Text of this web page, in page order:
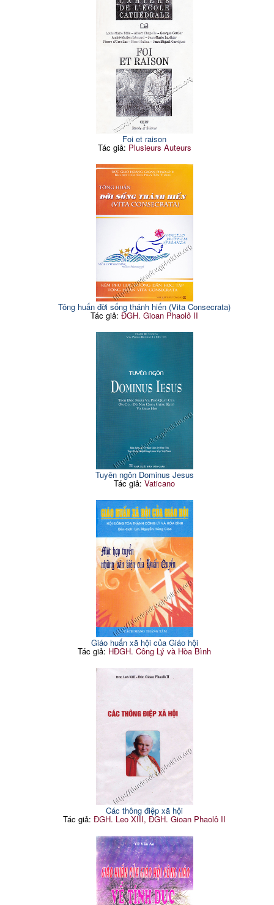
Foi et raison
Tác giả: Plusieurs Auteurs
Tông huấn đời sống thánh hiến (Vita Consecrata)
Tác giả:ĐGH. Gioan Phaolô II
Tuyên ngôn Dominus Jesus
Tác giả:Vaticano
Giáo huấn xã hội của Giáo hội
Tác giả: HĐGH. Công Lý và Hòa Bình
Các thông điệp xã hội
Tác giả:ĐGH. Leo XIII, ĐGH. Gioan Phaolô II